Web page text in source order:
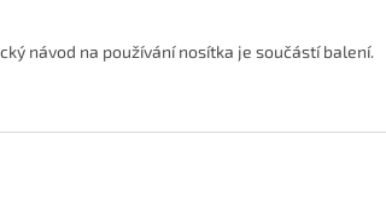
návod na používání nosítka je součástí balení.